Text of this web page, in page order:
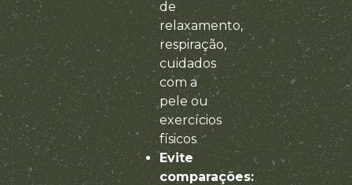
de
relaxamento,
respiração,
cuidados
com a
pele ou
exercícios
físicos
Evite
comparações: